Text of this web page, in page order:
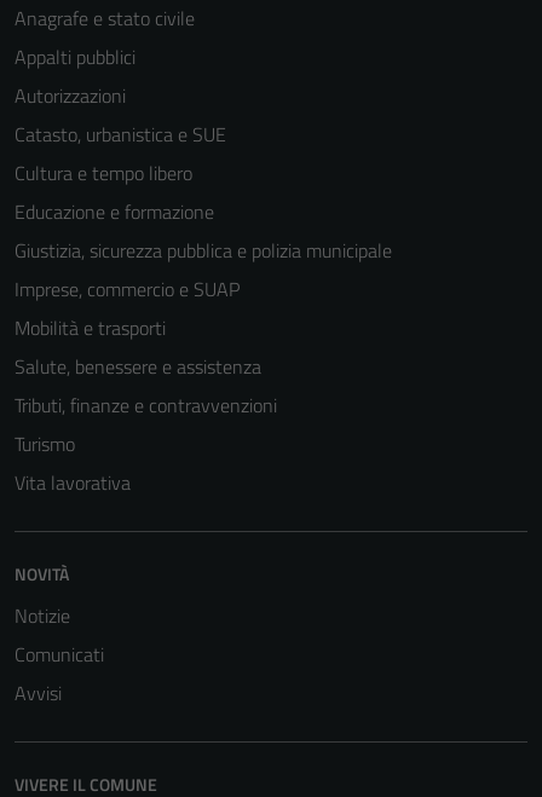
Anagrafe e stato civile
Appalti pubblici
Autorizzazioni
Catasto, urbanistica e SUE
Cultura e tempo libero
Educazione e formazione
Giustizia, sicurezza pubblica e polizia municipale
Imprese, commercio e SUAP
Mobilità e trasporti
Salute, benessere e assistenza
Tributi, finanze e contravvenzioni
Turismo
Vita lavorativa
NOVITÀ
Notizie
Comunicati
Avvisi
VIVERE IL COMUNE